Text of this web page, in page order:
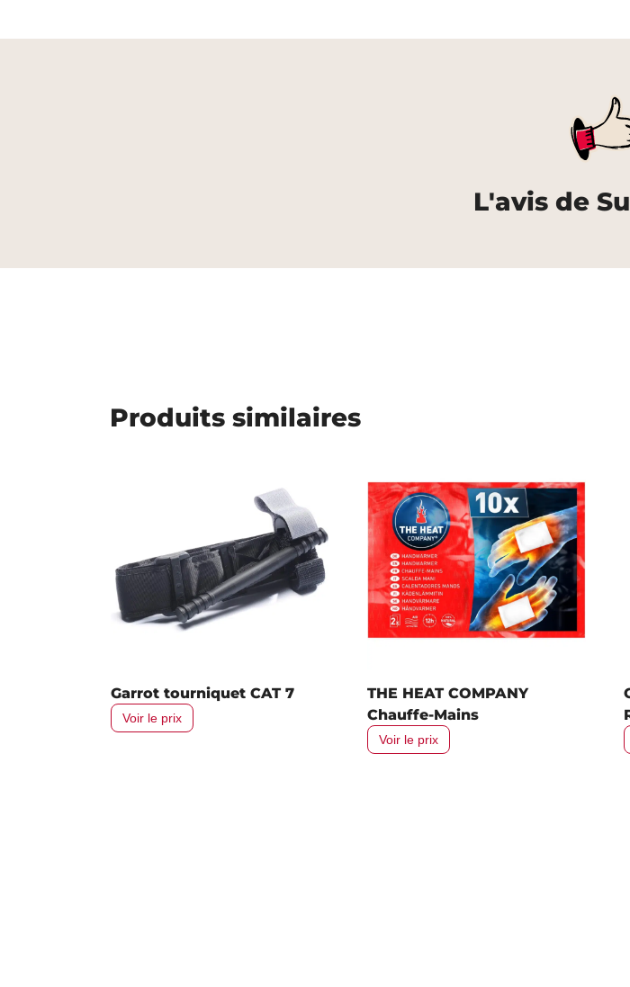
L'avis de
Produits similaires
Garrot tourniquet CAT 7
Voir le prix
THE HEAT COMPANY
Chauffe-Mains
Voir le prix